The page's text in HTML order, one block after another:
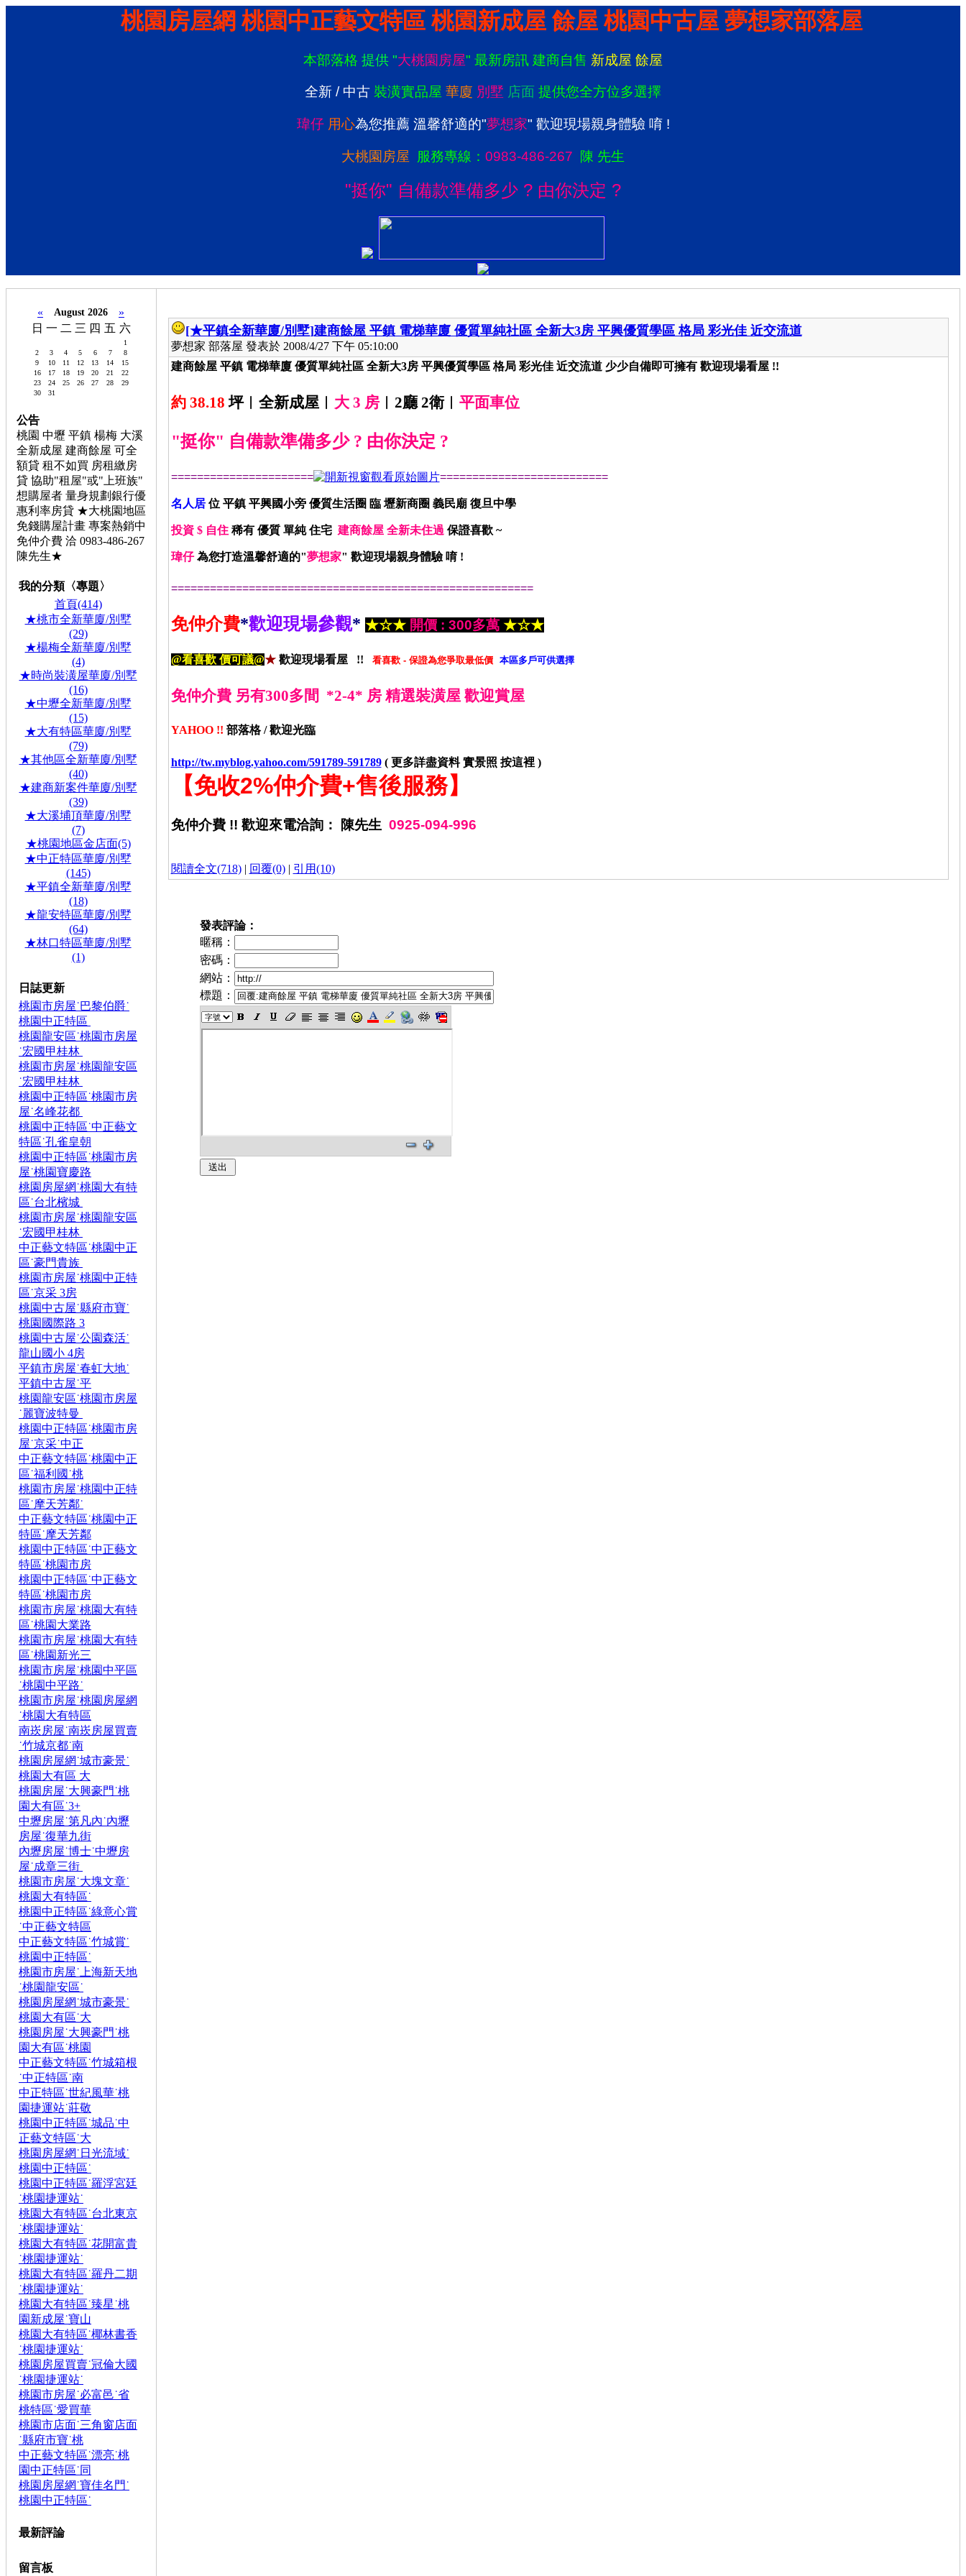
桃園房屋網 桃園中正藝文特區 桃園新成屋 餘屋 桃園中古屋 夢想家部落屋
本部落格 提供 "大桃園房屋" 最新房訊 建商自售 新成屋 餘屋
全新 / 中古 裝潢實品屋 華廈 別墅 店面 提供您全方位多選擇
瑋仔 用心為您推薦 溫馨舒適的"夢想家" 歡迎現場親身體驗 唷 !
大桃園房屋 服務專線： 0983-486-267 陳 先生
"挺你" 自備款準備多少 ? 由你決定 ?
« August 2026
»
日 一 二 三 四 五 六
1
2
3 4 5 6 7
8
9
10 11 12 13 14
15
16
17 18 19 20 21
22
23
24 25 26 27 28
29
30
31
公告
桃園 中壢 平鎮 楊梅 大溪
全新成屋 建商餘屋 可全
額貸 租不如買 房租繳房
貸 協助"租屋"或"上班族"
想購屋者 量身規劃銀行優
惠利率房貸 ★大桃園地區
免錢購屋計畫 專案熱銷中
免仲介費 洽 0983-486-267
陳先生★
我的分類〈專題〉
首頁(414)
★桃市全新華廈/別墅
(29)
★楊梅全新華廈/別墅
(4)
★時尚裝潢屋華廈/別墅
(16)
★中壢全新華廈/別墅
(15)
★大有特區華廈/別墅
(79)
★其他區全新華廈/別墅
(40)
★建商新案件華廈/別墅
(39)
★大溪埔頂華廈/別墅
(7)
★桃園地區金店面(5)
★中正特區華廈/別墅
(145)
★平鎮全新華廈/別墅
(18)
★龍安特區華廈/別墅
(64)
★林口特區華廈/別墅
(1)
日誌更新
桃園市房屋˙巴黎伯爵˙
桃園中正特區
桃園龍安區˙桃園市房屋
˙宏國甲桂林
桃園市房屋˙桃園龍安區
˙宏國甲桂林
桃園中正特區˙桃園市房
屋˙名峰花都
桃園中正特區˙中正藝文
特區˙孔雀皇朝
桃園中正特區˙桃園市房
屋˙桃園寶慶路
桃園房屋網˙桃園大有特
區˙台北檳城
桃園市房屋˙桃園龍安區
˙宏國甲桂林
中正藝文特區˙桃園中正
區˙豪門貴族
桃園市房屋˙桃園中正特
區˙京采 3房
桃園中古屋˙縣府市寶˙
桃園國際路 3
桃園中古屋˙公園森活˙
龍山國小 4房
平鎮市房屋˙春虹大地˙
平鎮中古屋˙平
桃園龍安區˙桃園市房屋
˙麗寶波特曼
桃園中正特區˙桃園市房
屋˙京采˙中正
中正藝文特區˙桃園中正
區˙福利國˙桃
桃園市房屋˙桃園中正特
區˙摩天芳鄰˙
中正藝文特區˙桃園中正
特區˙摩天芳鄰
桃園中正特區˙中正藝文
特區˙桃園市房
桃園中正特區˙中正藝文
特區˙桃園市房
桃園市房屋˙桃園大有特
區˙桃園大業路
桃園市房屋˙桃園大有特
區˙桃園新光三
桃園市房屋˙桃園中平區
˙桃園中平路˙
桃園市房屋˙桃園房屋網
˙桃園大有特區
南崁房屋˙南崁房屋買賣
˙竹城京都˙南
桃園房屋網˙城市豪景˙
桃園大有區 大
桃園房屋˙大興豪門˙桃
園大有區˙3+
中壢房屋˙第凡內˙內壢
房屋˙復華九街
內壢房屋˙博士˙中壢房
屋˙成章三街
桃園市房屋˙大塊文章˙
桃園大有特區˙
桃園中正特區˙綠意心賞
˙中正藝文特區
中正藝文特區˙竹城賞˙
桃園中正特區˙
桃園市房屋˙上海新天地
˙桃園龍安區˙
桃園房屋網˙城市豪景˙
桃園大有區˙大
桃園房屋˙大興豪門˙桃
園大有區˙桃園
中正藝文特區˙竹城箱根
˙中正特區˙南
中正特區˙世紀風華˙桃
園捷運站˙莊敬
桃園中正特區˙城品˙中
正藝文特區˙大
桃園房屋網˙日光流域˙
桃園中正特區˙
桃園中正特區˙羅浮宮廷
˙桃園捷運站˙
桃園大有特區˙台北東京
˙桃園捷運站˙
桃園大有特區˙花開富貴
˙桃園捷運站˙
桃園大有特區˙羅丹二期
˙桃園捷運站˙
桃園大有特區˙臻星˙桃
園新成屋˙寶山
桃園大有特區˙椰林書香
˙桃園捷運站˙
桃園房屋買賣˙冠倫大國
˙桃園捷運站˙
桃園市房屋˙必富邑˙省
桃特區˙愛買華
桃園市店面˙三角窗店面
˙縣府市寶˙桃
中正藝文特區˙漂亮˙桃
園中正特區˙同
桃園房屋網˙寶佳名門˙
桃園中正特區˙
最新評論
留言板
[★平鎮全新華廈/別墅]建商餘屋 平鎮 電梯華廈 優質單純社區 全新大3房 平興優質學區 格局 彩光佳 近交流道
夢想家 部落屋 發表於 2008/4/27 下午 05:10:00
建商餘屋 平鎮 電梯華廈 優質單純社區 全新大3房 平興優質學區 格局 彩光佳 近交流道 少少自備即可擁有 歡迎現場看屋 !!
約 38.18坪︱全新成屋︱ 大 3 房︱2廳 2衛︱ 平面車位
"挺你" 自備款準備多少 ? 由你決定 ?
====================== ==========================
名人居 位 平鎮 平興國小旁 優質生活圈 臨 壢新商圈 義民廟 復旦中學
投資 $ 自住 稀有 優質 單純 住宅 建商餘屋 全新未住過 保證喜歡 ~
瑋仔為您打造溫馨舒適的"夢想家" 歡迎現場親身體驗 唷 !
========================================================
免仲介費*歡迎現場參觀* ★☆★ 開價 : 300多萬 ★☆★
@看喜歡 價可議@★ 歡迎現場看屋 !! 看喜歡- 保證為您爭取最低價 本區多戶可供選擇
免仲介費 另有300多間 *2-4* 房 精選裝潢屋 歡迎賞屋
YAHOO !! 部落格 /歡迎光臨
http://tw.myblog.yahoo.com/591789-591789 ( 更多詳盡資料 實景照 按這裡)
【免收2%仲介費+售後服務】
免仲介費 !! 歡迎來電洽詢： 陳先生 0925-094-996
閱讀全文(718)| 回覆(0)| 引用(10)
發表評論：
暱稱：
密碼：
網站：
標題：